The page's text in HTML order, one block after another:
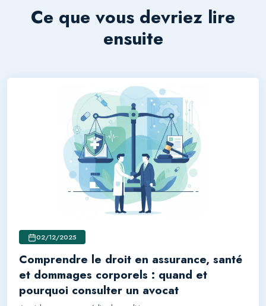
Ce que vous devriez lire
ensuite
02/12/2025
Comprendre le droit en assurance, santé
et dommages corporels : quand et
pourquoi consulter un avocat